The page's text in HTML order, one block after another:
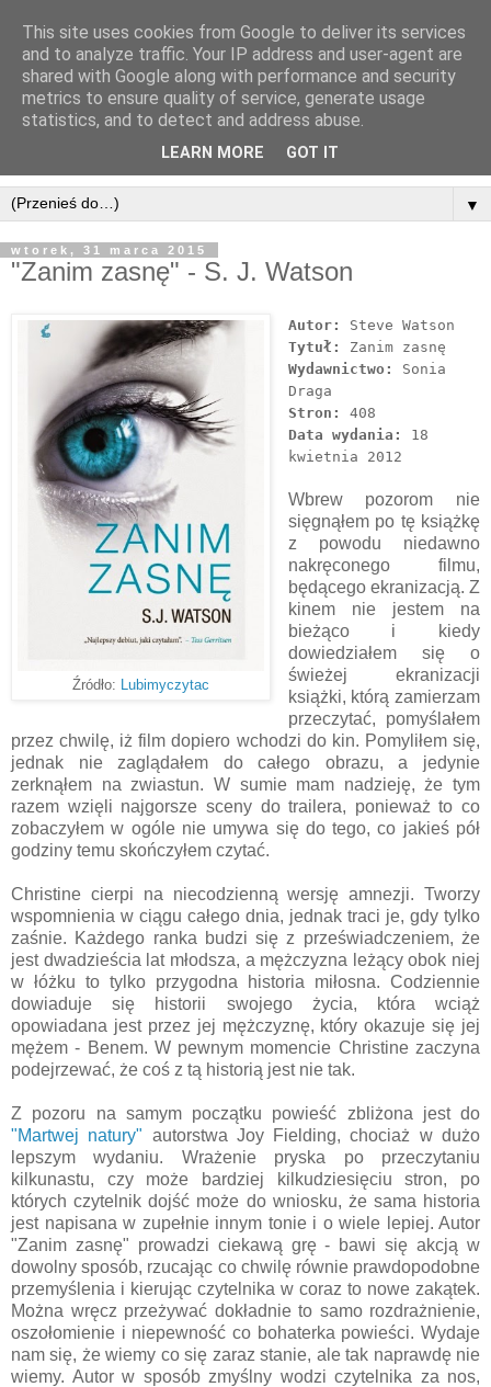
▼
wtorek, 31 marca 2015
"Zanim zasnę" - S. J. Watson
Źródło: Lubimyczytac
Autor:
Steve Watson
Tytuł:
Zanim zasnę
Wydawnictwo:
Sonia
Draga
Stron:
408
Data wydania:
18
kwietnia 2012
Wbrew pozorom nie
sięgnąłem po tę książkę
z powodu niedawno
nakręconego filmu,
będącego ekranizacją. Z
kinem nie jestem na
bieżąco i kiedy
dowiedziałem się o
świeżej ekranizacji
książki, którą zamierzam
przeczytać, pomyślałem
przez chwilę, iż film dopiero wchodzi do kin. Pomyliłem się,
jednak nie zaglądałem do całego obrazu, a jedynie
zerknąłem na zwiastun. W sumie mam nadzieję, że tym
razem wzięli najgorsze sceny do trailera, ponieważ to co
zobaczyłem w ogóle nie umywa się do tego, co jakieś pół
godziny temu skończyłem czytać.
Christine cierpi na niecodzienną wersję amnezji. Tworzy
wspomnienia w ciągu całego dnia, jednak traci je, gdy tylko
zaśnie. Każdego ranka budzi się z przeświadczeniem, że
jest dwadzieścia lat młodsza, a mężczyzna leżący obok niej
w łóżku to tylko przygodna historia miłosna. Codziennie
dowiaduje się historii swojego życia, która wciąż
opowiadana jest przez jej mężczyznę, który okazuje się jej
mężem - Benem. W pewnym momencie Christine zaczyna
podejrzewać, że coś z tą historią jest nie tak.
Z pozoru na samym początku powieść zbliżona jest do
"Martwej natury" autorstwa Joy Fielding, chociaż w dużo
lepszym wydaniu. Wrażenie pryska po przeczytaniu
kilkunastu, czy może bardziej kilkudziesięciu stron, po
których czytelnik dojść może do wniosku, że sama historia
jest napisana w zupełnie innym tonie i o wiele lepiej. Autor
"Zanim zasnę" prowadzi ciekawą grę - bawi się akcją w
dowolny sposób, rzucając co chwilę równie prawdopodobne
przemyślenia i kierując czytelnika w coraz to nowe zakątek.
Można wręcz przeżywać dokładnie to samo rozdrażnienie,
oszołomienie i niepewność co bohaterka powieści. Wydaje
nam się, że wiemy co się zaraz stanie, ale tak naprawdę nie
wiemy. Autor w sposób zmyślny wodzi czytelnika za nos,
This site uses cookies from Google to deliver its services
and to analyze traffic. Your IP address and user-agent are
shared with Google along with performance and security
metrics to ensure quality of service, generate usage
statistics, and to detect and address abuse.
LEARN MORE GOT IT